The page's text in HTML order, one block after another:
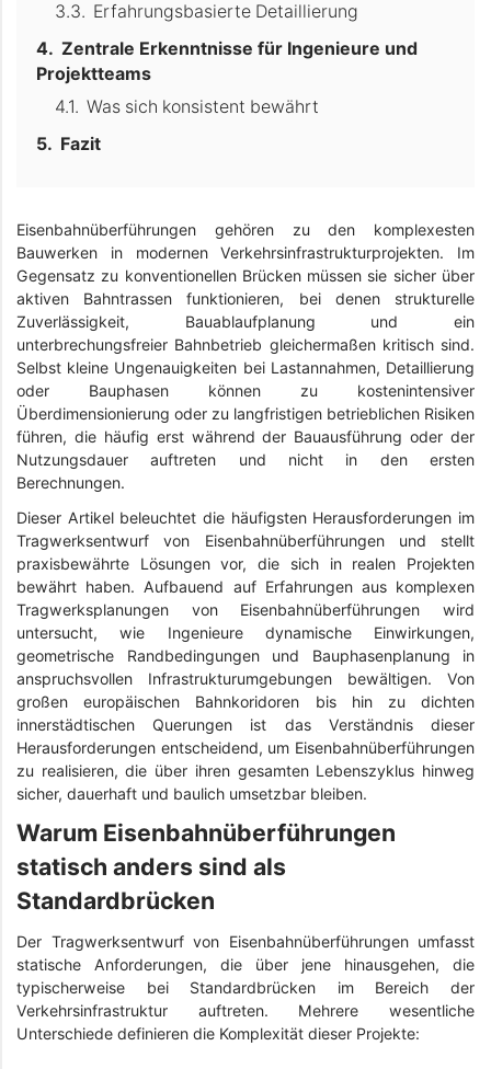
Erfahrungsbasierte Detaillierung
Zentrale Erkenntnisse für Ingenieure und
Projektteams
Was sich konsistent bewährt
Fazit
Eisenbahnüberführungen gehören zu den komplexesten
Bauwerken in modernen Verkehrsinfrastrukturprojekten. Im
Gegensatz zu konventionellen Brücken müssen sie sicher über
aktiven Bahntrassen funktionieren, bei denen strukturelle
Zuverlässigkeit, Bauablaufplanung und ein
unterbrechungsfreier Bahnbetrieb gleichermaßen kritisch sind.
Selbst kleine Ungenauigkeiten bei Lastannahmen, Detaillierung
oder Bauphasen können zu kostenintensiver
Überdimensionierung oder zu langfristigen betrieblichen Risiken
führen, die häufig erst während der Bauausführung oder der
Nutzungsdauer auftreten und nicht in den ersten
Berechnungen.
Dieser Artikel beleuchtet die häufigsten Herausforderungen im
Tragwerksentwurf von Eisenbahnüberführungen und stellt
praxisbewährte Lösungen vor, die sich in realen Projekten
bewährt haben. Aufbauend auf Erfahrungen aus komplexen
Tragwerksplanungen von Eisenbahnüberführungen wird
untersucht, wie Ingenieure dynamische Einwirkungen,
geometrische Randbedingungen und Bauphasenplanung in
anspruchsvollen Infrastrukturumgebungen bewältigen. Von
großen europäischen Bahnkoridoren bis hin zu dichten
innerstädtischen Querungen ist das Verständnis dieser
Herausforderungen entscheidend, um Eisenbahnüberführungen
zu realisieren, die über ihren gesamten Lebenszyklus hinweg
sicher, dauerhaft und baulich umsetzbar bleiben.
Warum Eisenbahnüberführungen
statisch anders sind als
Standardbrücken
Der Tragwerksentwurf von Eisenbahnüberführungen umfasst
statische Anforderungen, die über jene hinausgehen, die
typischerweise bei Standardbrücken im Bereich der
Verkehrsinfrastruktur auftreten. Mehrere wesentliche
Unterschiede definieren die Komplexität dieser Projekte: